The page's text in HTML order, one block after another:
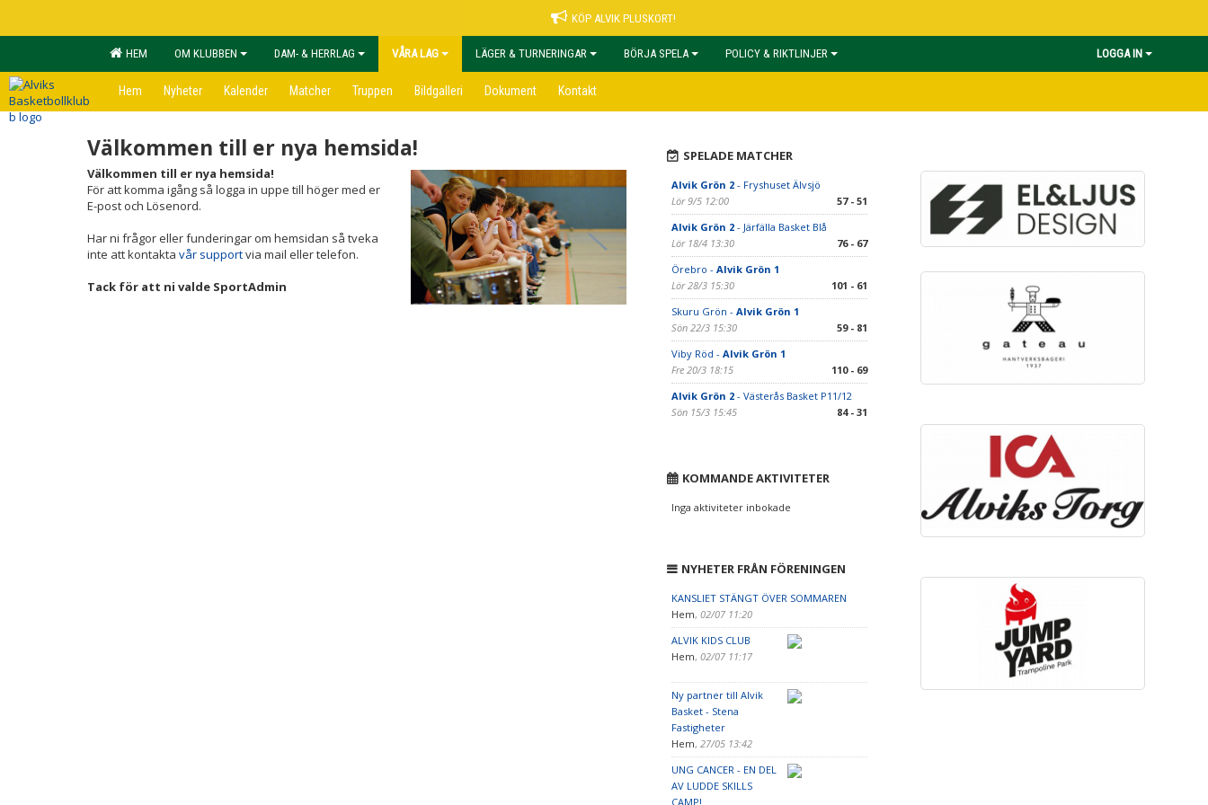
KÖP ALVIK PLUSKORT!
HEM OM KLUBBEN DAM- & HERRLAG VÅRA LAG LÄGER & TURNERINGAR BÖRJA SPELA POLICY & RIKTLINJER LOGGA IN
Hem Nyheter Kalender Matcher Truppen Bildgalleri Dokument Kontakt
Välkommen till er nya hemsida!
Välkommen till er nya hemsida!
För att komma igång så logga in uppe till höger med er
E-post och Lösenord.
Har ni frågor eller funderingar om hemsidan så tveka
inte att kontakta vår supportvia mail eller telefon.
Tack för att ni valde SportAdmin
SPELADE MATCHER
Alvik Grön 2- Fryshuset Älvsjö
Lör 9/5 12:00
57 - 51
Alvik Grön 2- Järfälla Basket Blå
Lör 18/4 13:30
76 - 67
Örebro - Alvik Grön 1
Lör 28/3 15:30
101 - 61
Skuru Grön - Alvik Grön 1
Sön 22/3 15:30
59 - 81
Viby Röd - Alvik Grön 1
Fre 20/3 18:15
110 - 69
Alvik Grön 2- Västerås Basket P11/12
Sön 15/3 15:45
84 - 31
KOMMANDE AKTIVITETER
Inga aktiviteter inbokade
NYHETER FRÅN FÖRENINGEN
KANSLIET STÄNGT ÖVER SOMMAREN
Hem, 02/07 11:20
ALVIK KIDS CLUB
Hem, 02/07 11:17
Ny partner till Alvik
Basket - Stena
Fastigheter
Hem, 27/05 13:42
UNG CANCER - EN DEL
AV LUDDE SKILLS
CAMP!